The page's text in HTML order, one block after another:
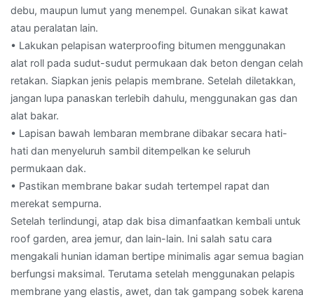
debu, maupun lumut yang menempel. Gunakan sikat kawat
atau peralatan lain.
• Lakukan pelapisan waterproofing bitumen menggunakan
alat roll pada sudut-sudut permukaan dak beton dengan celah
retakan. Siapkan jenis pelapis membrane. Setelah diletakkan,
jangan lupa panaskan terlebih dahulu, menggunakan gas dan
alat bakar.
• Lapisan bawah lembaran membrane dibakar secara hati-
hati dan menyeluruh sambil ditempelkan ke seluruh
permukaan dak.
• Pastikan membrane bakar sudah tertempel rapat dan
merekat sempurna.
Setelah terlindungi, atap dak bisa dimanfaatkan kembali untuk
roof garden, area jemur, dan lain-lain. Ini salah satu cara
mengakali hunian idaman bertipe minimalis agar semua bagian
berfungsi maksimal. Terutama setelah menggunakan pelapis
membrane yang elastis, awet, dan tak gampang sobek karena